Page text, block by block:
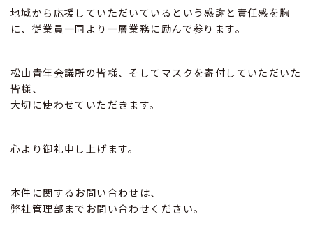
地域から応援していただいているという感謝と責任感を胸
に、従業員一同より一層業務に励んで参ります。
松山青年会議所の皆様、そしてマスクを寄付していただいた
皆様、
大切に使わせていただきます。
心より御礼申し上げます。
本件に関するお問い合わせは、
弊社管理部までお問い合わせください。